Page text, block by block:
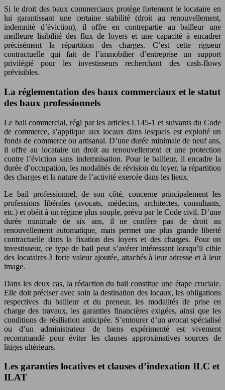
Si le droit des baux commerciaux protège fortement le locataire en
lui garantissant une certaine stabilité (droit au renouvellement,
indemnité d’éviction), il offre en contrepartie au bailleur une
meilleure lisibilité des flux de loyers et une capacité à encadrer
précisément la répartition des charges. C’est cette rigueur
contractuelle qui fait de l’immobilier d’entreprise un support
privilégié pour les investisseurs recherchant des cash-flows
prévisibles.
La réglementation des baux commerciaux et le statut
des baux professionnels
Le bail commercial, régi par les articles L145-1 et suivants du Code
de commerce, s’applique aux locaux dans lesquels est exploité un
fonds de commerce ou artisanal. D’une durée minimale de neuf ans,
il offre au locataire un droit au renouvellement et une protection
contre l’éviction sans indemnisation. Pour le bailleur, il encadre la
durée d’occupation, les modalités de révision du loyer, la répartition
des charges et la nature de l’activité exercée dans les lieux.
Le bail professionnel, de son côté, concerne principalement les
professions libérales (avocats, médecins, architectes, consultants,
etc.) et obéit à un régime plus souple, prévu par le Code civil. D’une
durée minimale de six ans, il ne confère pas de droit au
renouvellement automatique, mais permet une plus grande liberté
contractuelle dans la fixation des loyers et des charges. Pour un
investisseur, ce type de bail peut s’avérer intéressant lorsqu’il cible
des locataires à forte valeur ajoutée, attachés à leur adresse et à leur
image.
Dans les deux cas, la rédaction du bail constitue une étape cruciale.
Elle doit préciser avec soin la destination des locaux, les obligations
respectives du bailleur et du preneur, les modalités de prise en
charge des travaux, les garanties financières exigées, ainsi que les
conditions de résiliation anticipée. S’entourer d’un avocat spécialisé
ou d’un administrateur de biens expérimenté est vivement
recommandé pour éviter les clauses approximatives sources de
litiges ultérieurs.
Les garanties locatives et clauses d’indexation ILC et
ILAT